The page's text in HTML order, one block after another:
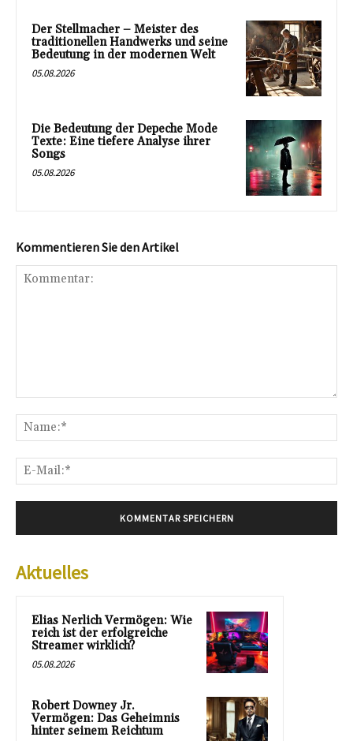
Der Stellmacher – Meister des
traditionellen Handwerks und seine
Bedeutung in der modernen Welt
05.08.2026
Die Bedeutung der Depeche Mode
Texte: Eine tiefere Analyse ihrer
Songs
05.08.2026
Kommentieren Sie den Artikel
Aktuelles
Elias Nerlich Vermögen: Wie
reich ist der erfolgreiche
Streamer wirklich?
05.08.2026
Robert Downey Jr.
Vermögen: Das Geheimnis
hinter seinem Reichtum